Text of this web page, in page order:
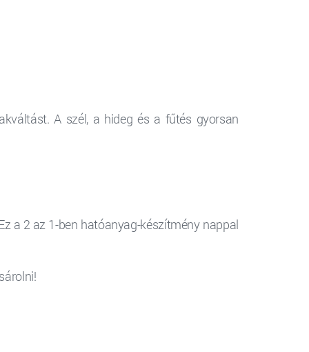
A szél, a hideg és a fűtés gyorsan
a 2 az 1-ben hatóanyag-készítmény nappal